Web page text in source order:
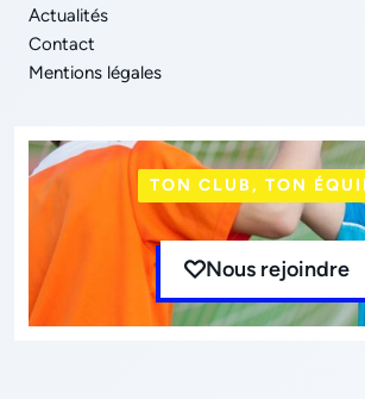
Actualités
Contact
Mentions légales
TON CLUB, TON
Nous rejoindre